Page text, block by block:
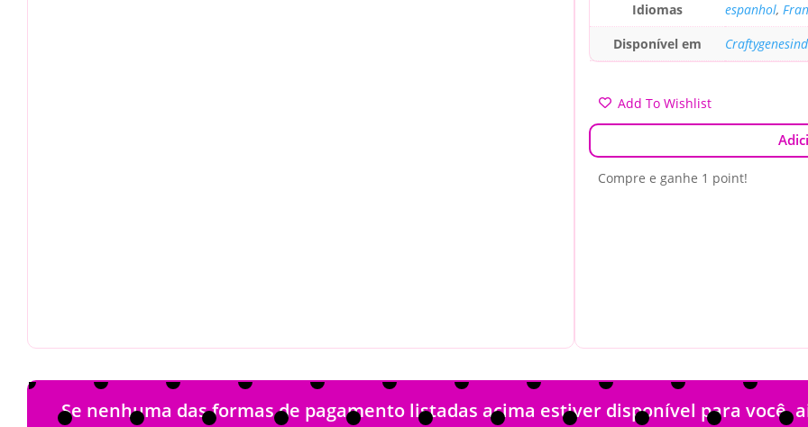
Idiomas espanhol,
Disponível em
Add To Wishlist
Compre e ganhe 1 point!
Se nenhuma das formas de pagamento listadas acima estiver disponível para você,